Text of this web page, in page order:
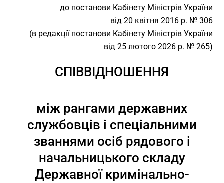
до постанови Кабінету Міністрів України
від 20 квітня 2016 р. № 306
(в редакції постанови Кабінету Міністрів України
від 25 лютого 2026 р. № 265)
СПІВВІДНОШЕННЯ
між рангами державних
службовців і спеціальними
званнями осіб рядового і
начальницького складу
Державної кримінально-